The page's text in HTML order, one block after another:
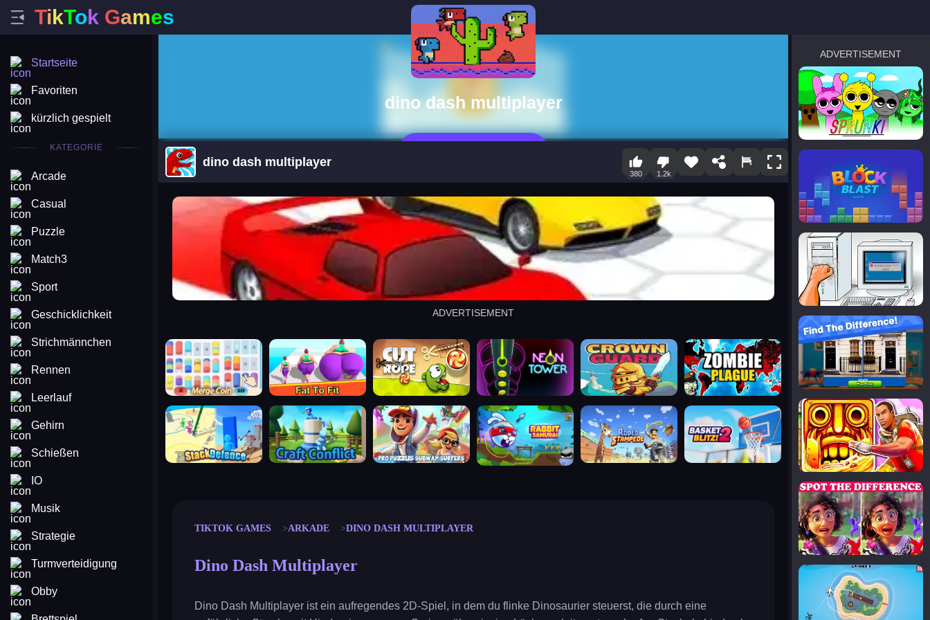
TikTok Games
Startseite
Favoriten
kürzlich gespielt
KATEGORIE
Arcade
Casual
Puzzle
Match3
Sport
Geschicklichkeit
Strichmännchen
Rennen
Leerlauf
Gehirn
Schießen
IO
Musik
Strategie
Turmverteidigung
Obby
dino dash multiplayer
dino dash multiplayer
380 1.2k
arena king
ADVERTISEMENT
merge coin fat to fit cut the rope neon tower crown guard zombie plague
stack defence craft conflict subway surfers rabbit samurai rodeo stampede basket blitz
TIKTOK GAMES ARKADE DINO DASH MULTIPLAYER
Dino Dash Multiplayer
Dino Dash Multiplayer ist ein aufregendes 2D-Spiel, in dem du flinke Dinosaurier steuerst, die durch eine
ADVERTISEMENT
sprunki
Blocky Blast!
smash it
notice the difference
temple run 2
spot the differences
silly sky